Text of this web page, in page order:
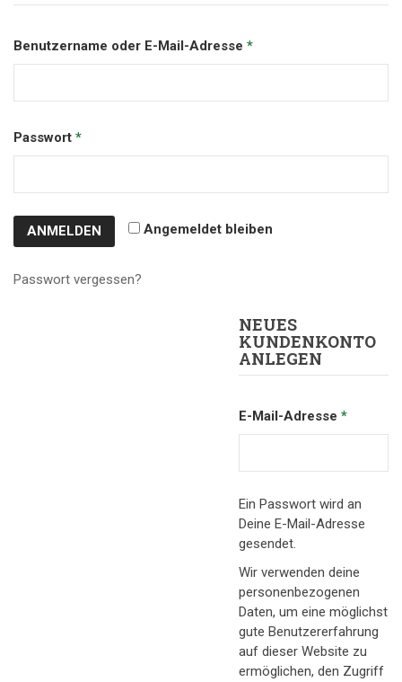
Benutzername oder E-Mail-Adresse *
Passwort *
Angemeldet bleiben
ANMELDEN
Passwort vergessen?
NEUES
KUNDENKONTO
ANLEGEN
E-Mail-Adresse *
Ein Passwort wird an
Deine E-Mail-Adresse
gesendet.
Wir verwenden deine
personenbezogenen
Daten, um eine möglichst
gute Benutzererfahrung
auf dieser Website zu
ermöglichen, den Zugriff